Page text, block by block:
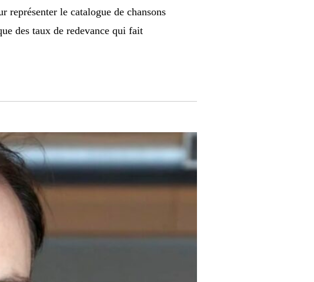
le catalogue de chansons
des taux de redevance qui fait